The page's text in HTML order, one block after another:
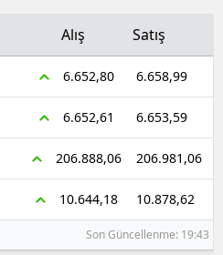
Alış Satış
6.652,80 6.658,99
6.652,61 6.653,59
206.888,06 206.981,06
10.644,18 10.878,62
Son Güncellenme: 19:43